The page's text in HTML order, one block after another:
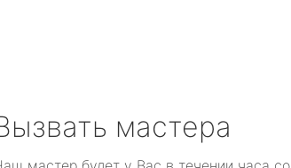
мастера